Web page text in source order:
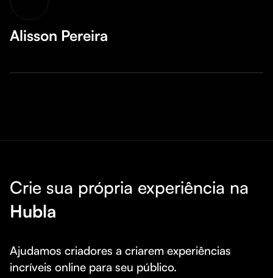
Alisson Pereira
Crie sua própria experiência na
Hubla
Ajudamos criadores a criarem experiências
incríveis online para seu público.